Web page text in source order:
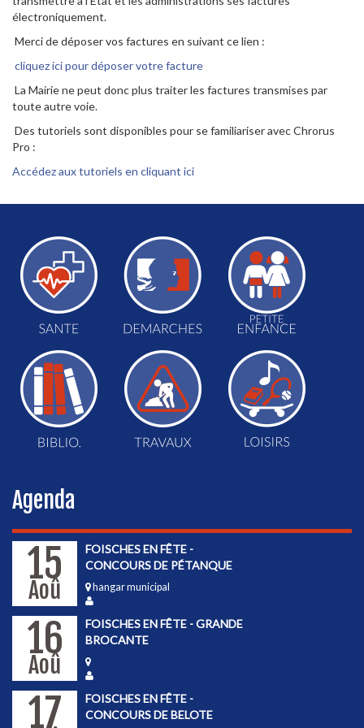
électroniquement.
Merci de déposer vos factures en suivant ce lien :
cliquez ici pour déposer votre facture
La Mairie ne peut donc plus traiter les factures transmises par
toute autre voie.
Des tutoriels sont disponibles pour se familiariser avec Chrorus
Pro :
Accédez aux tutoriels en cliquant ici
Agenda
15
Aoû
FOISCHES EN FÊTE -
CONCOURS DE PÉTANQUE
hangar municipal
16
Aoû
FOISCHES EN FÊTE - GRANDE
BROCANTE
17
FOISCHES EN FÊTE -
CONCOURS DE BELOTE